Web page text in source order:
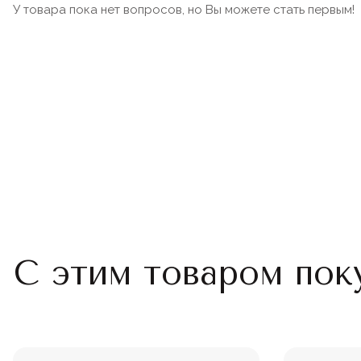
У товара пока нет вопросов, но Вы можете стать первым!
С этим товаром